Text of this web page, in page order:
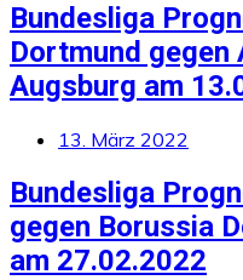
Bundesliga
Dortmund gegen
Augsburg am
13. März 2022
Bundesliga
gegen Borussia
am 27.02.2022